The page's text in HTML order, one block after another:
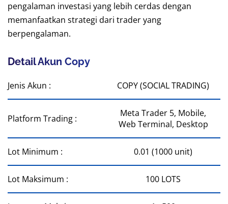
pengalaman investasi yang lebih cerdas dengan
memanfaatkan strategi dari trader yang
berpengalaman.
Detail Akun Copy
Jenis Akun : COPY (SOCIAL TRADING)
Platform Trading :
Meta Trader 5, Mobile,
Web Terminal, Desktop
Lot Minimum : 0.01 (1000 unit)
Lot Maksimum : 100 LOTS